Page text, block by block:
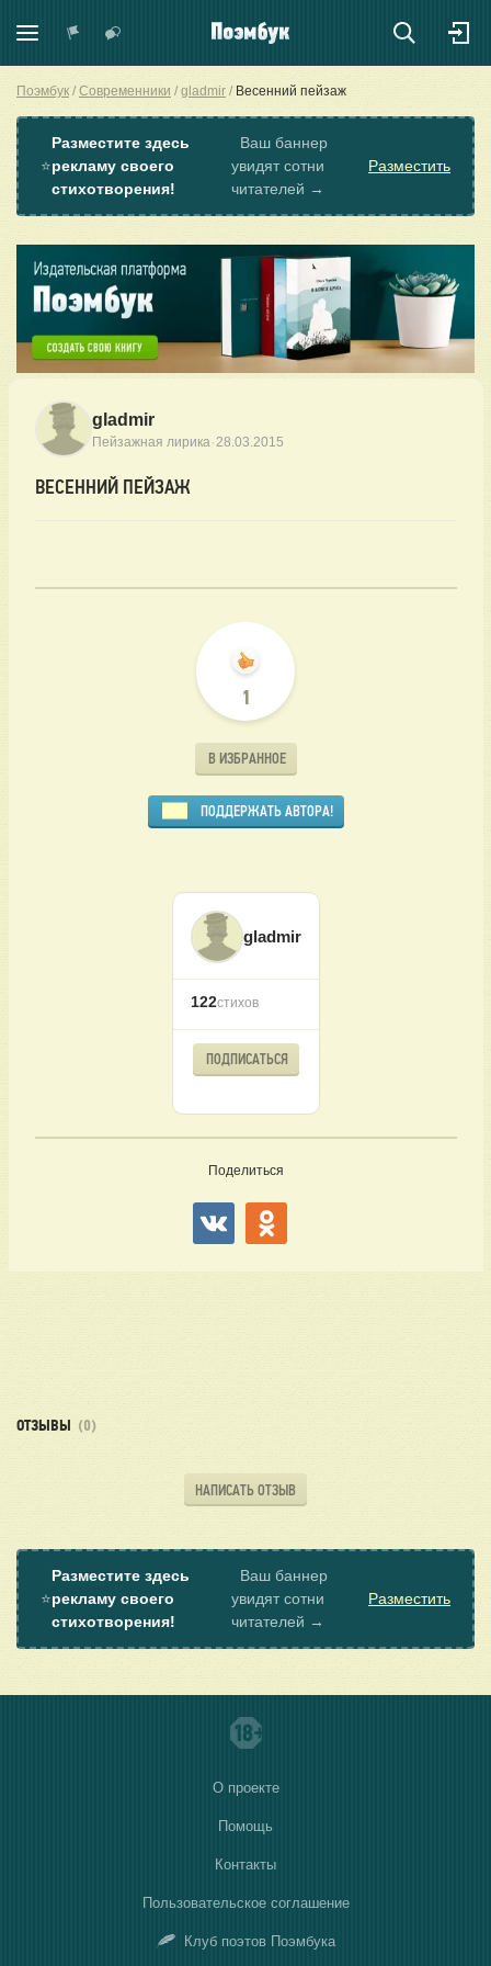
Поэмбук Современники gladmir Весенний пейзаж
⭐
Разместите здесь
рекламу своего
стихотворения!
Ваш баннер
увидят сотни
читателей →
Разместить
gladmir
Пейзажная лирика·28.03.2015
ВЕСЕННИЙ ПЕЙЗАЖ
1
В ИЗБРАННОЕ
ПОДДЕРЖАТЬ АВТОРА!
gladmir
122стихов
ПОДПИСАТЬСЯ
Поделиться
ОТЗЫВЫ (0)
НАПИСАТЬ ОТЗЫВ
⭐
Разместите здесь
рекламу своего
стихотворения!
Ваш баннер
увидят сотни
читателей →
Разместить
О проекте
Помощь
Контакты
Пользовательское соглашение
Клуб поэтов Поэмбука